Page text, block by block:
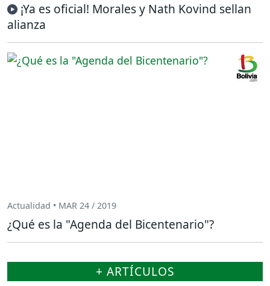
¡Ya es oficial! Morales y Nath Kovind sellan
alianza
Actualidad • MAR 24 / 2019
¿Qué es la "Agenda del Bicentenario"?
+ ARTÍCULOS